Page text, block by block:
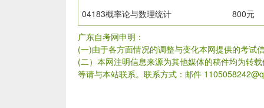
04183概率论与数理统计
800元
广东自考网申明：
(一)由于各方面情况的调整与变化本网提供的考试
(二）本网注明信息来源为其他媒体的稿件均为转
等请与本站联系。联系方式：邮件